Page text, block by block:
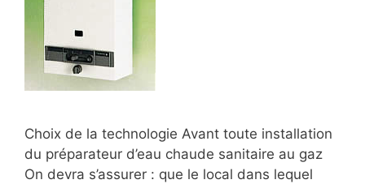
Choix de la technologie Avant toute installation
du préparateur d’eau chaude sanitaire au gaz
On devra s’assurer : que le local dans lequel